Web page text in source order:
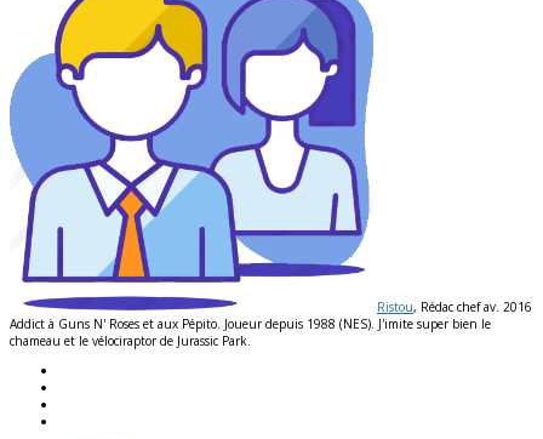
Ristou, Rédac chef av. 2016
Addict à Guns N' Roses et aux Pépito. Joueur depuis 1988 (NES). J'imite super bien le
chameau et le vélociraptor de Jurassic Park.